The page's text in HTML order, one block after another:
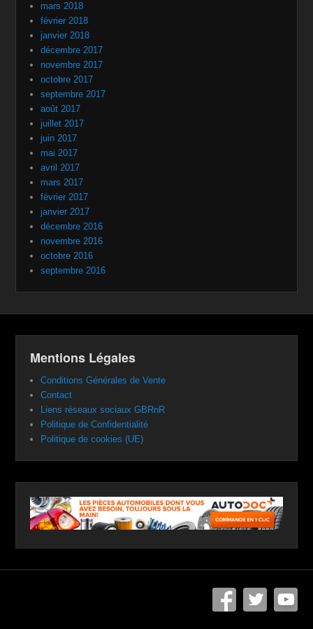
mars 2018
février 2018
janvier 2018
décembre 2017
novembre 2017
octobre 2017
septembre 2017
août 2017
juillet 2017
juin 2017
mai 2017
avril 2017
mars 2017
février 2017
janvier 2017
décembre 2016
novembre 2016
octobre 2016
septembre 2016
Mentions Légales
Conditions Générales de Vente
Contact
Liens réseaux sociaux GBRnR
Politique de Confidentialité
Politique de cookies (UE)